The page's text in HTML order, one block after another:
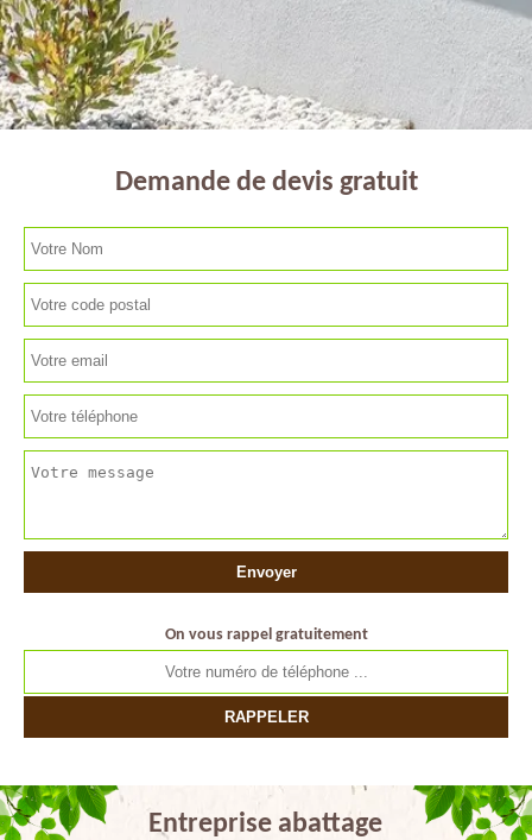
Demande de devis gratuit
On vous rappel gratuitement
Entreprise abattage